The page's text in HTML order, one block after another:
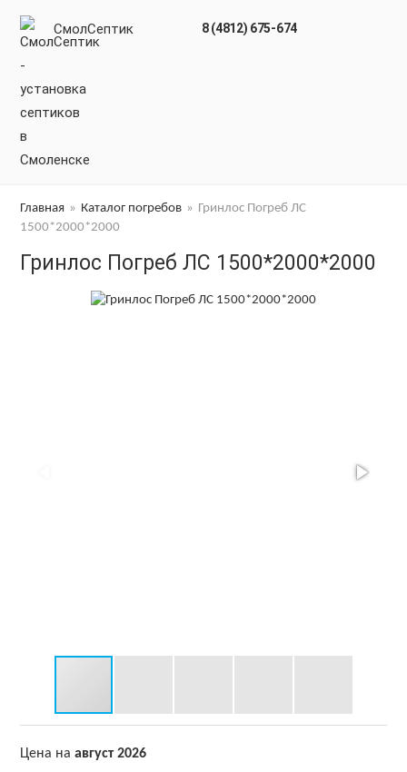
СмолСептик 8 (4812) 675-674
Главная » Каталог погребов » Гринлос Погреб ЛС
1500*2000*2000
Гринлос Погреб ЛС 1500*2000*2000
Цена наавгуст 2026